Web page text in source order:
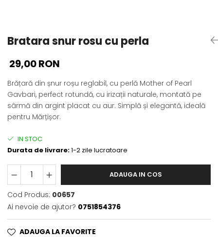
Bratara snur rosu cu perla
29,00 RON
Brățară din șnur roșu reglabil, cu perlă Mother of Pearl
Gavbari, perfect rotundă, cu irizații naturale, montată pe
sârmă din argint placat cu aur. Simplă și elegantă, ideală
pentru Mărțișor.
IN STOC
Durata de livrare:1-2 zile lucratoare
ADAUGA IN COS
Cod Produs: 00657
Ai nevoie de ajutor? 0751854376
ADAUGA LA FAVORITE